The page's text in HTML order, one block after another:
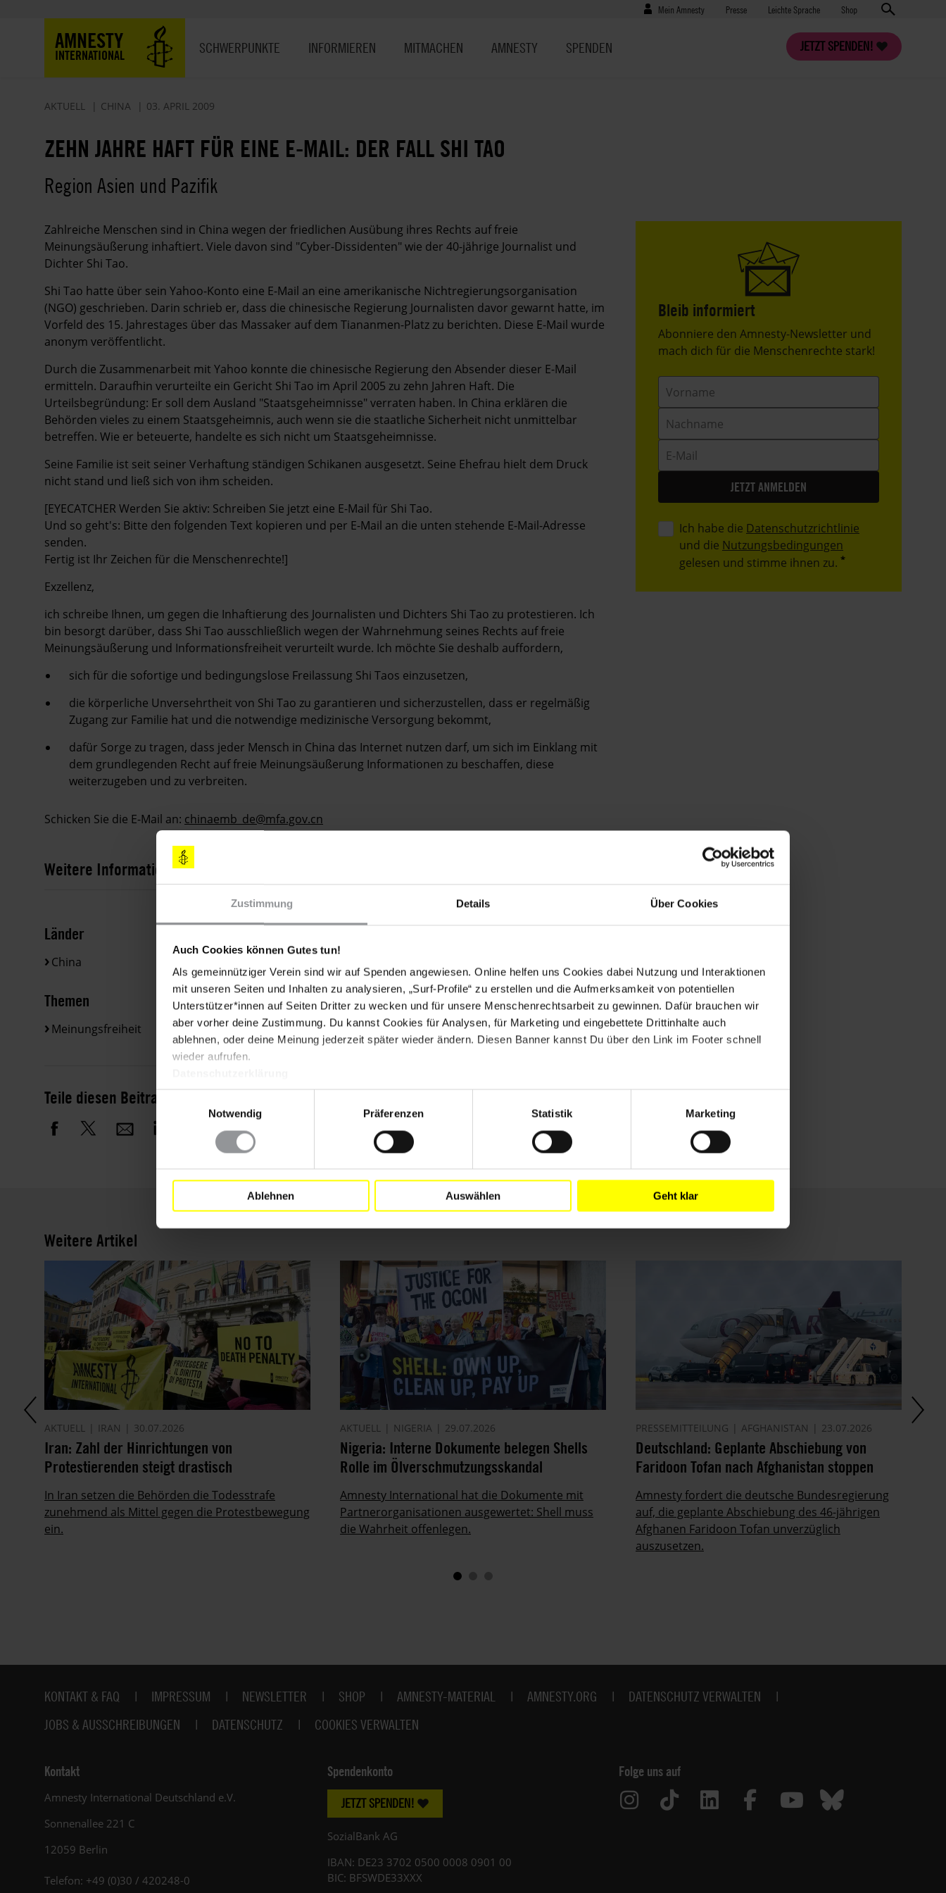
Zustimmung Details Über Cookies
Auch Cookies können Gutes tun!
Als gemeinnütziger Verein sind wir auf Spenden angewiesen. Online helfen uns Cookies dabei Nutzung und Interaktionen
mit unseren Seiten und Inhalten zu analysieren, „Surf-Profile“ zu erstellen und die Aufmerksamkeit von potentiellen
Unterstützer*innen auf Seiten Dritter zu wecken und für unsere Menschenrechtsarbeit zu gewinnen. Dafür brauchen wir
aber vorher deine Zustimmung. Du kannst Cookies für Analysen, für Marketing und eingebettete Drittinhalte auch
ablehnen, oder deine Meinung jederzeit später wieder ändern. Diesen Banner kannst Du über den Link im Footer schnell
wieder aufrufen.
Einwilligungsauswahl
Notwendig
Präferenzen Statistik Marketing
Ablehnen Auswählen Geht klar
Benutzermenü
Mein Amnesty Presse
Presse Leichte Sprache Shop
AMNESTY
INTERNATIONAL
JETZT SPENDEN!
SCHWERPUNKTE INFORMIEREN MITMACHEN AMNESTY SPENDEN
AKTUELL CHINA 03. APRIL 2009
ZEHN JAHRE HAFT FÜR EINE E-MAIL: DER FALL SHI TAO
Region Asien und Pazifik
Zahlreiche Menschen sind in China wegen der friedlichen Ausübung ihres Rechts auf freie
Meinungsäußerung inhaftiert. Viele davon sind "Cyber-Dissidenten" wie der 40-jährige Journalist und
Dichter Shi Tao.
Shi Tao hatte über sein Yahoo-Konto eine E-Mail an eine amerikanische Nichtregierungsorganisation
(NGO) geschrieben. Darin schrieb er, dass die chinesische Regierung Journalisten davor gewarnt hatte, im
Vorfeld des 15. Jahrestages über das Massaker auf dem Tiananmen-Platz zu berichten. Diese E-Mail wurde
anonym veröffentlicht.
Durch die Zusammenarbeit mit Yahoo konnte die chinesische Regierung den Absender dieser E-Mail
ermitteln. Daraufhin verurteilte ein Gericht Shi Tao im April 2005 zu zehn Jahren Haft. Die
Urteilsbegründung: Er soll dem Ausland "Staatsgeheimnisse" verraten haben. In China erklären die
Behörden vieles zu einem Staatsgeheimnis, auch wenn sie die staatliche Sicherheit nicht unmittelbar
betreffen. Wie er beteuerte, handelte es sich nicht um Staatsgeheimnisse.
Seine Familie ist seit seiner Verhaftung ständigen Schikanen ausgesetzt. Seine Ehefrau hielt dem Druck
nicht stand und ließ sich von ihm scheiden.
[EYECATCHER Werden Sie aktiv: Schreiben Sie jetzt eine E-Mail für Shi Tao.
Und so geht's: Bitte den folgenden Text kopieren und per E-Mail an die unten stehende E-Mail-Adresse
senden.
Fertig ist Ihr Zeichen für die Menschenrechte!]
Exzellenz,
ich schreibe Ihnen, um gegen die Inhaftierung des Journalisten und Dichters Shi Tao zu protestieren. Ich
bin besorgt darüber, dass Shi Tao ausschließlich wegen der Wahrnehmung seines Rechts auf freie
Meinungsäußerung und Informationsfreiheit verurteilt wurde. Ich möchte Sie deshalb auffordern,
sich für die sofortige und bedingungslose Freilassung Shi Taos einzusetzen,
die körperliche Unversehrtheit von Shi Tao zu garantieren und sicherzustellen, dass er regelmäßig
Zugang zur Familie hat und die notwendige medizinische Versorgung bekommt,
dafür Sorge zu tragen, dass jeder Mensch in China das Internet nutzen darf, um sich im Einklang mit
dem grundlegenden Recht auf freie Meinungsäußerung Informationen zu beschaffen, diese
weiterzugeben und zu verbreiten.
Schicken Sie die E-Mail an: chinaemb_de@mfa.gov.cn
Weitere Informationen
Länder
China
Themen
Meinungsfreiheit
Teile diesen Beitrag
Drucken
Bleib informiert
Header
Text
Abonniere den Amnesty-Newsletter und
mach dich für die Menschenrechte stark!
Mail
Ich habe die Datenschutzrichtlinie
und die Nutzungsbedingungen
gelesen und stimme ihnen zu.
Weitere Artikel
AKTUELL IRAN 30.07.2026
Iran: Zahl der Hinrichtungen von
Protestierenden steigt drastisch
In Iran setzen die Behörden die Todesstrafe
zunehmend als Mittel gegen die Protestbewegung
ein.
AKTUELL NIGERIA 29.07.2026
Nigeria: Interne Dokumente belegen Shells
Rolle im Ölverschmutzungsskandal
Amnesty International hat die Dokumente mit
Partnerorganisationen ausgewertet: Shell muss
die Wahrheit offenlegen.
PRESSEMITTEILUNG AFGHANISTAN 23.07.2026
Deutschland: Geplante Abschiebung von
Faridoon Tofan nach Afghanistan stoppen
Amnesty fordert die deutsche Bundesregierung
auf, die geplante Abschiebung des 46-jährigen
Afghanen Faridoon Tofan unverzüglich
auszusetzen.
Fußbereich
KONTAKT & FAQ IMPRESSUM NEWSLETTER SHOP AMNESTY-MATERIAL AMNESTY.ORG
DATENSCHUTZ VERWALTEN
JOBS & AUSSCHREIBUNGEN
DATENSCHUTZ COOKIES VERWALTEN
Kontakt
Amnesty International Deutschland e.V.
Sonnenallee 221 C
12059 Berlin
Telefon: +49 (0)30 / 420248-0
Spendenkonto
JETZT SPENDEN!
SozialBank AG
IBAN: DE23 3702 0500 0008 0901 00
BIC: BFSWDE33XXX
Folge uns auf